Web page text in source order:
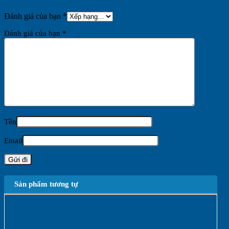
Đánh giá của bạn *
Đánh giá của bạn *
Tên
Email
Sản phẩm tương tự